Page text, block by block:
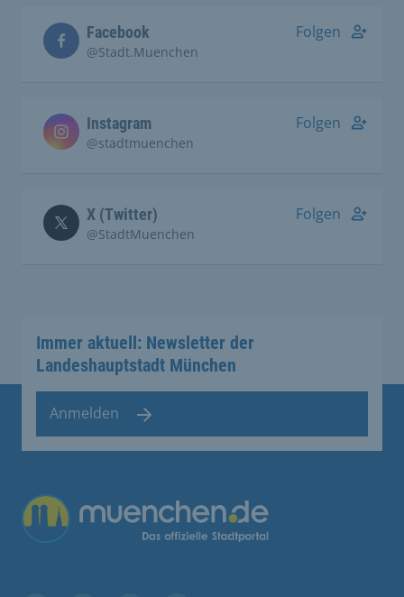
Facebook
@Stadt.Muenchen
Folgen
Instagram
@stadtmuenchen
Folgen
X (Twitter)
@StadtMuenchen
Folgen
Immer aktuell: Newsletter der
Landeshauptstadt München
Anmelden
Übergreifende Links